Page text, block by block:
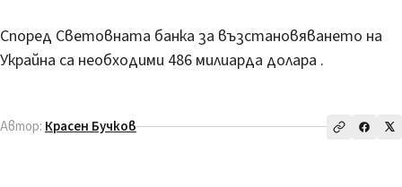
Според Световната банка за възстановяването на
Украйна са необходими 486 милиарда долара .
Автор: Красен Бучков